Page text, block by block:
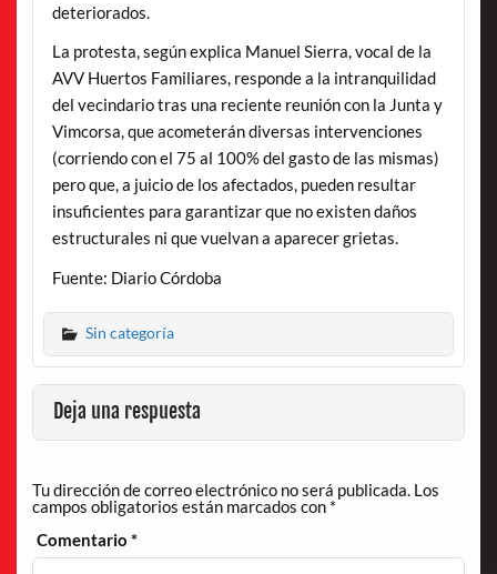
deteriorados.
La protesta, según explica Manuel Sierra, vocal de la
AVV Huertos Familiares, responde a la intranquilidad
del vecindario tras una reciente reunión con la Junta y
Vimcorsa, que acometerán diversas intervenciones
(corriendo con el 75 al 100% del gasto de las mismas)
pero que, a juicio de los afectados, pueden resultar
insuficientes para garantizar que no existen daños
estructurales ni que vuelvan a aparecer grietas.
Fuente: Diario Córdoba
Sin categoría
Deja una respuesta
Tu dirección de correo electrónico no será publicada. Los
campos obligatorios están marcados con *
Comentario*